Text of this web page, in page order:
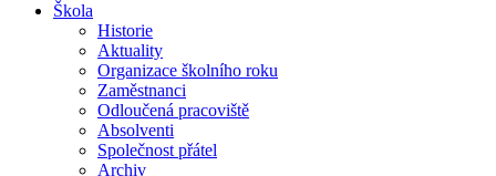
Škola
Historie
Aktuality
Organizace školního roku
Zaměstnanci
Odloučená pracoviště
Absolventi
Společnost přátel
Archiv